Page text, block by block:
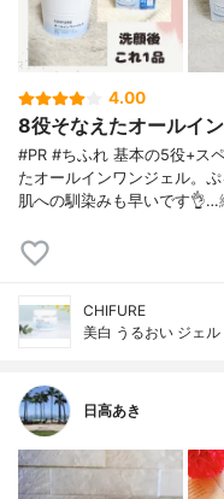
4.00
8役そなえたオールイ
#PR #ちふれ 基本の5役+ス
たオールインワンジェル。
肌への馴染みも早いです👌…
CHIFURE
美白 うるおい ジェル
日高あき